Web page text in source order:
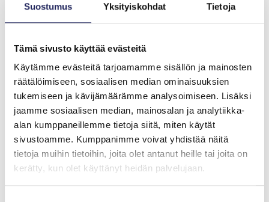
Suostumus Yksityiskohdat Tietoja
Tämä sivusto käyttää evästeitä
Käytämme evästeitä tarjoamamme sisällön ja mainosten
räätälöimiseen, sosiaalisen median ominaisuuksien
tukemiseen ja kävijämäärämme analysoimiseen. Lisäksi
jaamme sosiaalisen median, mainosalan ja analytiikka-
alan kumppaneillemme tietoja siitä, miten käytät
sivustoamme. Kumppanimme voivat yhdistää näitä
tietoja muihin tietoihin, joita olet antanut heille tai joita on
kerätty, kun olet käyttänyt heidän palvelujaan.
itämeriläiseen identiteettiin. Lähde: Fountain Park
Vuosittainen
Itämeripäivä lisää
tietoisuutta
Tutkimustulokset osoittavat, että suomalaisnuoret
tunnistavat Itämeren moninaisen roolin virkistyksen